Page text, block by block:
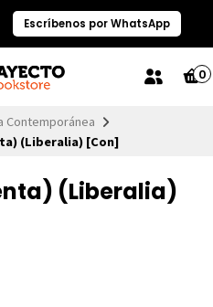
Escríbenos por WhatsApp
0
Contemporánea
(Liberalia) [Con]
(Liberalia)